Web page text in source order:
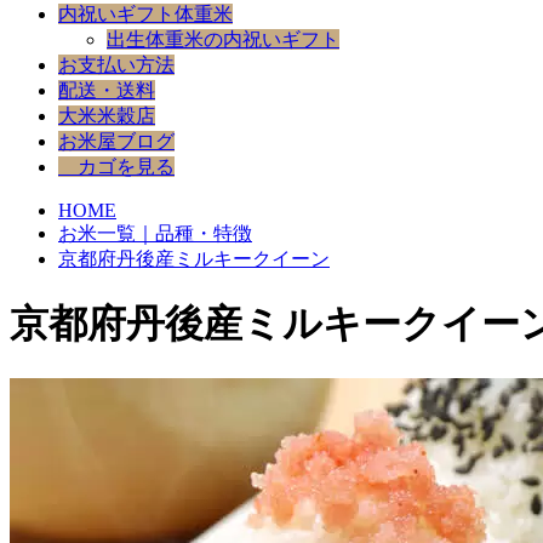
内祝いギフト体重米
出生体重米の内祝いギフト
お支払い方法
配送・送料
大米米穀店
お米屋ブログ
カゴを見る
HOME
お米一覧｜品種・特徴
京都府丹後産ミルキークイーン
京都府丹後産ミルキークイー